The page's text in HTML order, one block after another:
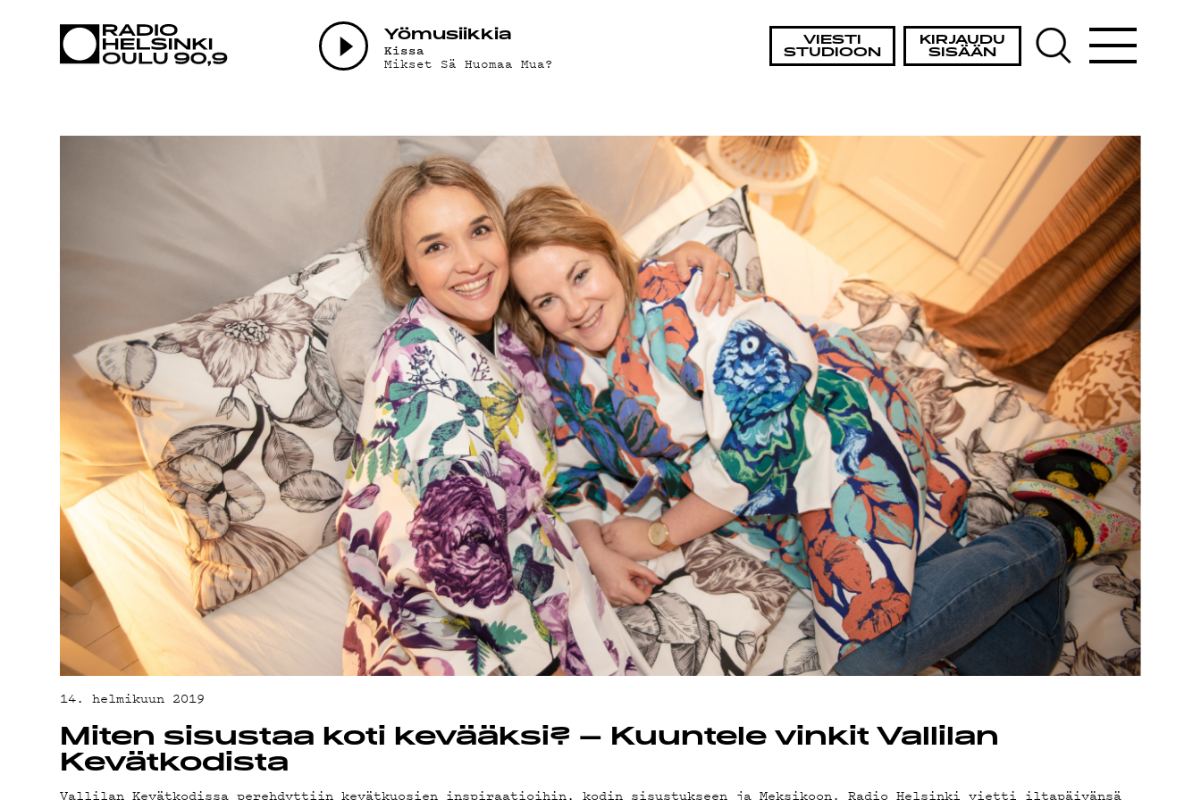
VIESTI
STUDIOON
KIRJAUDU
SISÄÄN
Yö­mu­siik­kia
Kissa
Mikset Sä Huomaa Mua?
AJANKOHTAISTA
OHJELMAT
ON-DEMAND
PODCAST
MAINOSTA
YHTEYSTIEDOT
G LIVELAB
YSTÄVÄKLUBI
TIETOSUOJA
14. helmikuun 2019
Miten sisustaa koti kevääksi? – Kuuntele vinkit Vallilan
Kevätkodista
Vallilan Kevätkodissa perehdyttiin kevätkuosien inspiraatioihin, kodin sisustukseen ja Meksikoon. Radio Helsinki vietti iltapäivänsä